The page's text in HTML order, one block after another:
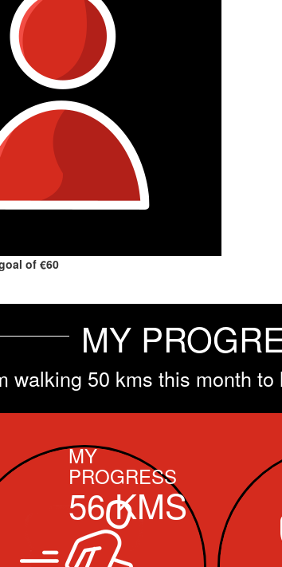
of €60
MY
walking 50 kms this month to
MY
PROGRESS
56KMS